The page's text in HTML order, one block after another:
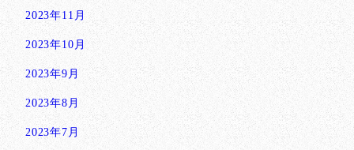
2023年11月
2023年10月
2023年9月
2023年8月
2023年7月